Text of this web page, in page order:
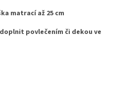
matrací až 25 cm
povlečením či dekou ve